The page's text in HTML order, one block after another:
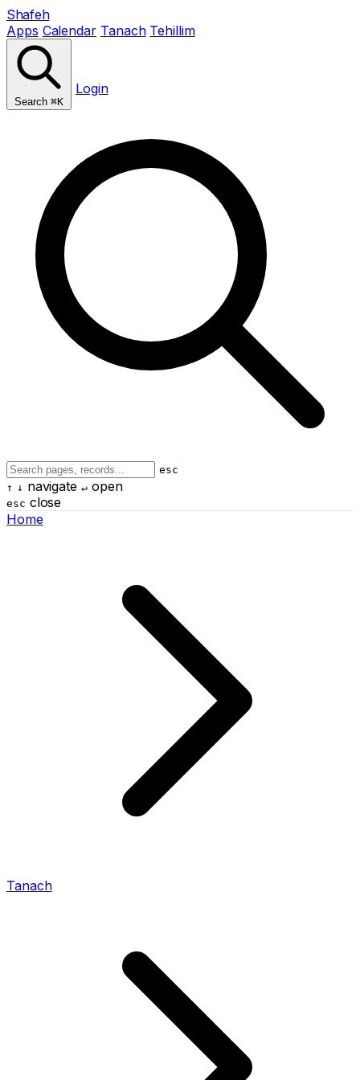
Shafeh
Apps Calendar Tanach Tehillim
Search ⌘K
Login
esc
↑ ↓ navigate ↵open
esc close
Home
Tanach